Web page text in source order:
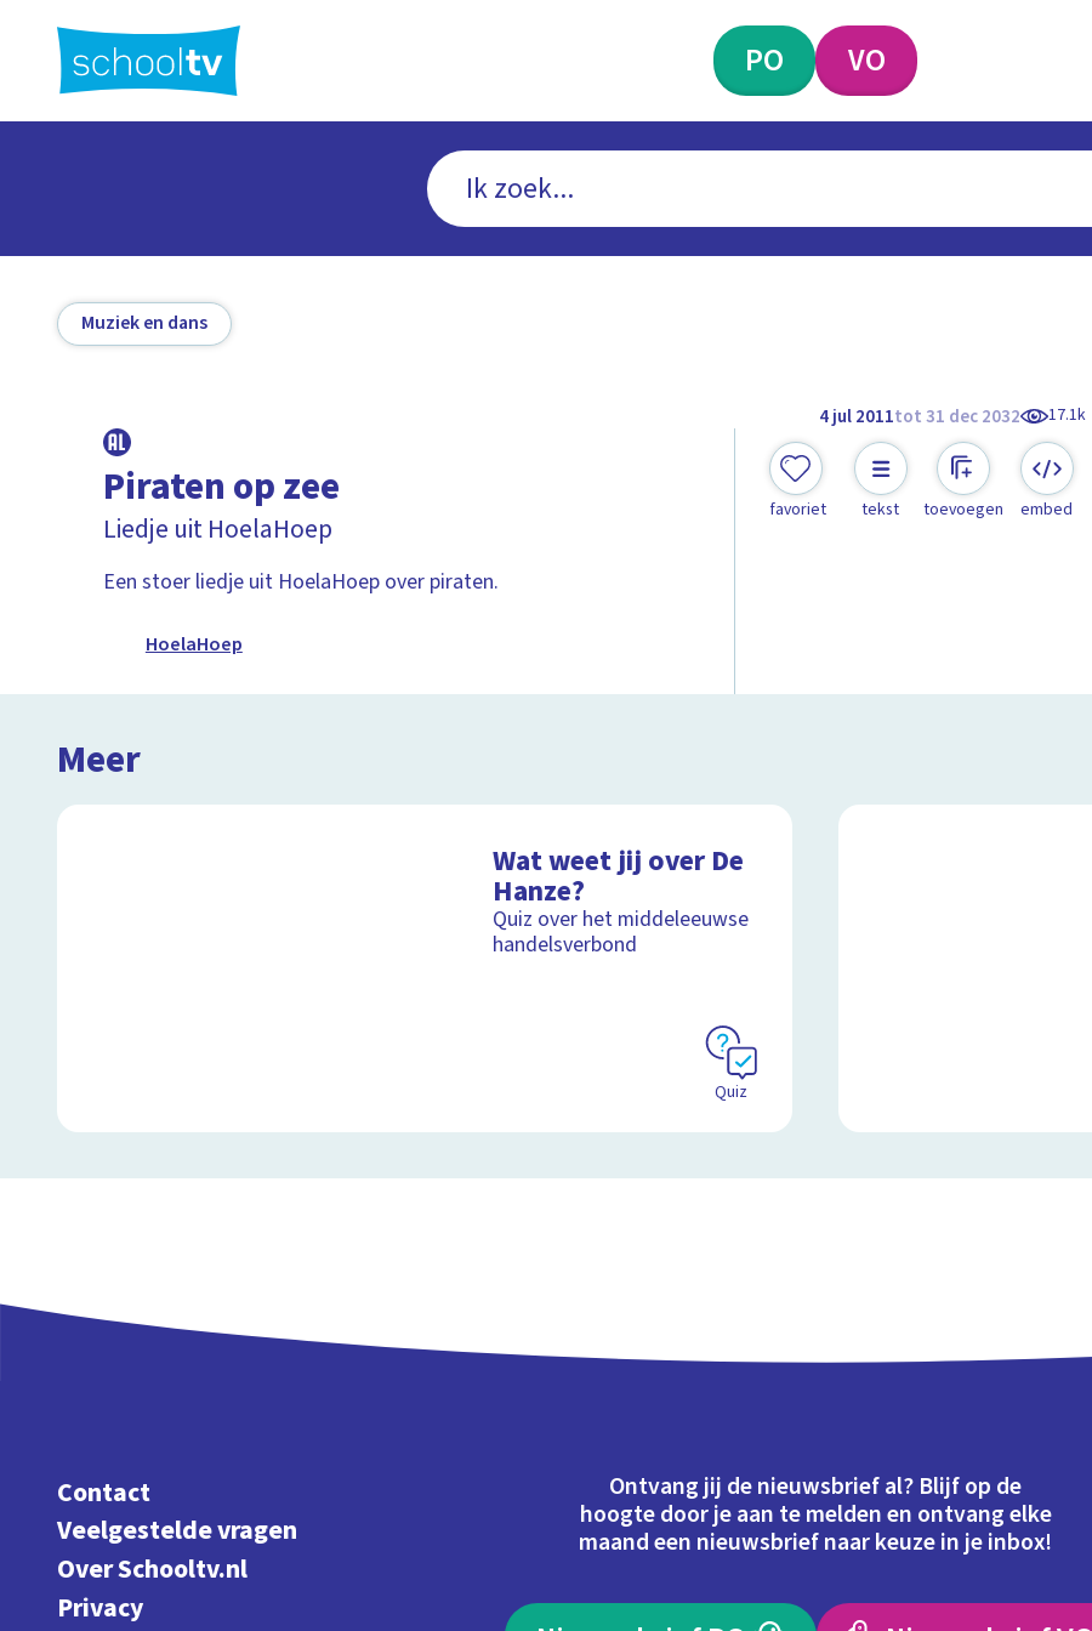
hoofdinhoud
PO VO
Muziek en dans
4 jul 2011tot 31 dec 2032 17.1k
Piraten op zee
Liedje uit HoelaHoep
Een stoer liedje uit HoelaHoep over piraten.
HoelaHoep
favoriet tekst toevoegen embed
Meer
Wat weet jij over De
Hanze?
Quiz over het middeleeuwse
handelsverbond
Quiz
Contact
Veelgestelde vragen
Over Schooltv.nl
Privacy
Ontvang jij de nieuwsbrief al? Blijf op de
hoogte door je aan te melden en ontvang elke
maand een nieuwsbrief naar keuze in je inbox!